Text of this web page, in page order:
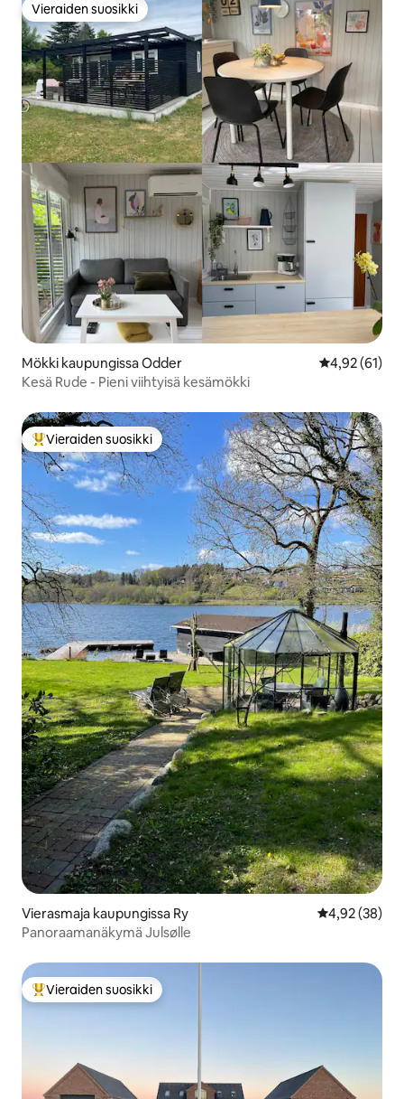
Vieraiden suosikki
Vieraiden suosikki
Mökki kaupungissa Odder
4,92 (61)
Kesä Rude - Pieni viihtyisä kesämökki
Vieraiden suosikkien parhaimmistoa
Vieraiden suosikki
Vierasmaja kaupungissa Ry
4,92 (38)
Panoraamanäkymä Julsølle
Vieraiden suosikkien parhaimmistoa
Vieraiden suosikki